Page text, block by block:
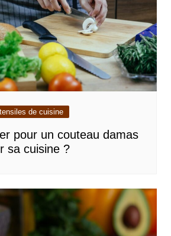
de cuisine
pour un couteau damas
sa cuisine ?